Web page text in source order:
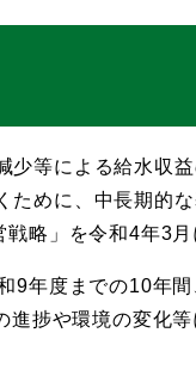
等による給水収
ために、中長期的
略」を令和4年3月
9年度までの10年
捗や環境の変化